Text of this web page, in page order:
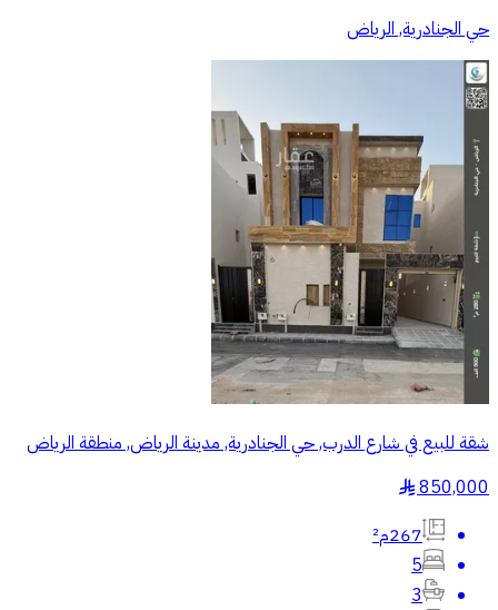
حي الجنادرية, الرياض
شقة للبيع في شارع الدرب, حي الجنادرية, مدينة الرياض, منطقة الرياض
850,000
§
267م²
5
3